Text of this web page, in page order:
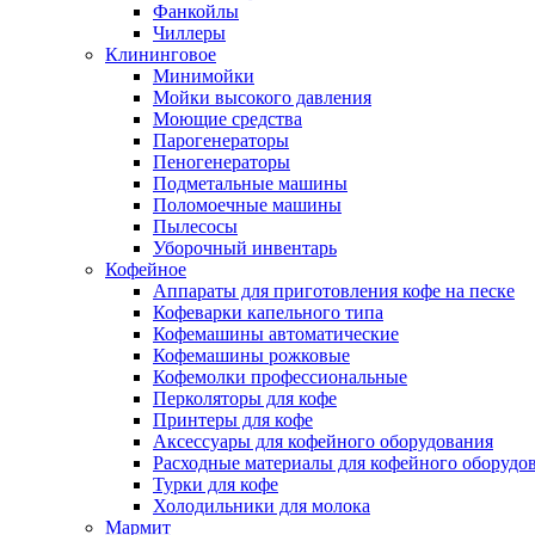
Фанкойлы
Чиллеры
Клининговое
Минимойки
Мойки высокого давления
Моющие средства
Парогенераторы
Пеногенераторы
Подметальные машины
Поломоечные машины
Пылесосы
Уборочный инвентарь
Кофейное
Аппараты для приготовления кофе на песке
Кофеварки капельного типа
Кофемашины автоматические
Кофемашины рожковые
Кофемолки профессиональные
Перколяторы для кофе
Принтеры для кофе
Аксессуары для кофейного оборудования
Расходные материалы для кофейного
Турки для кофе
Холодильники для молока
Мармит